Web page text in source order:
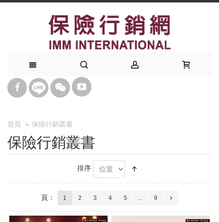
首頁 保險行銷叢書
保險行銷叢書
排序
頁： 1 2 3 4 5 ... 9